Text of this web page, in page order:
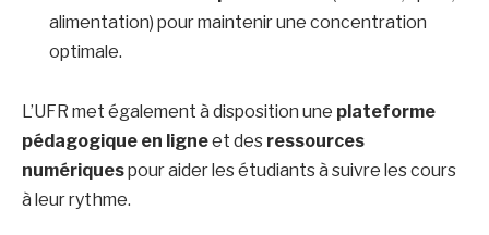
alimentation) pour maintenir une concentration
optimale.
L’UFR met également à disposition une plateforme
pédagogique en ligneet des ressources
numériquespour aider les étudiants à suivre les cours
à leur rythme.